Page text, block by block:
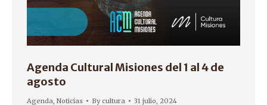
Agenda Cultural Misiones del 1 al 4 de
agosto
Agenda, Noticias Bycultura 31 julio, 2024